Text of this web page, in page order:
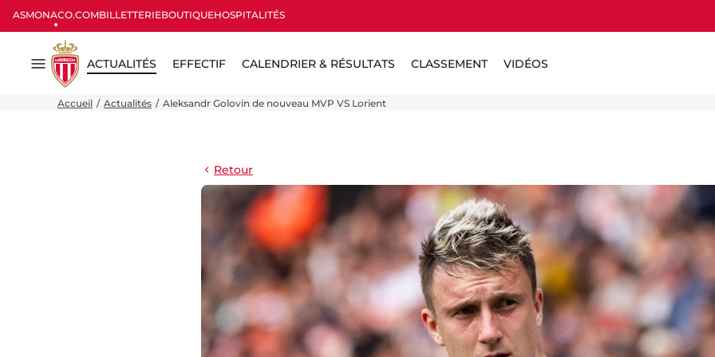
ASMONACO.COMBILLETTERIEBOUTIQUEHOSPITALITÉS
Menu
ACTUALITÉS EFFECTIF CALENDRIER & RÉSULTATS CLASSEMENT VIDÉOS
Accueil Actualités Aleksandr Golovin de nouveau MVP VS Lorient
Retour